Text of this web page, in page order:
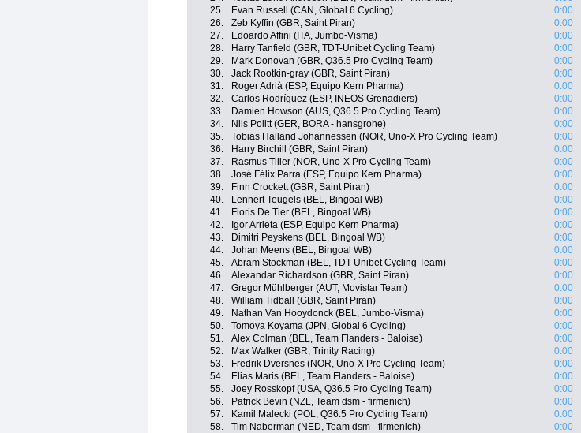
25.
Evan Russell (CAN, Global 6 Cycling)
0:00
26.
Zeb Kyffin (GBR, Saint Piran)
0:00
27.
Edoardo Affini (ITA, Jumbo-Visma)
0:00
28.
Harry Tanfield (GBR, TDT-Unibet Cycling Team)
0:00
29.
Mark Donovan (GBR, Q36.5 Pro Cycling Team)
0:00
30.
Jack Rootkin-gray (GBR, Saint Piran)
0:00
31.
Roger Adrià (ESP, Equipo Kern Pharma)
0:00
32.
Carlos Rodríguez (ESP, INEOS Grenadiers)
0:00
33.
Damien Howson (AUS, Q36.5 Pro Cycling Team)
0:00
34.
Nils Politt (GER, BORA - hansgrohe)
0:00
35.
Tobias Halland Johannessen (NOR, Uno-X Pro Cycling Team)
0:00
36.
Harry Birchill (GBR, Saint Piran)
0:00
37.
Rasmus Tiller (NOR, Uno-X Pro Cycling Team)
0:00
38.
José Félix Parra (ESP, Equipo Kern Pharma)
0:00
39.
Finn Crockett (GBR, Saint Piran)
0:00
40.
Lennert Teugels (BEL, Bingoal WB)
0:00
41.
Floris De Tier (BEL, Bingoal WB)
0:00
42.
Igor Arrieta (ESP, Equipo Kern Pharma)
0:00
43.
Dimitri Peyskens (BEL, Bingoal WB)
0:00
44.
Johan Meens (BEL, Bingoal WB)
0:00
45.
Abram Stockman (BEL, TDT-Unibet Cycling Team)
0:00
46.
Alexandar Richardson (GBR, Saint Piran)
0:00
47.
Gregor Mühlberger (AUT, Movistar Team)
0:00
48.
William Tidball (GBR, Saint Piran)
0:00
49.
Nathan Van Hooydonck (BEL, Jumbo-Visma)
0:00
50.
Tomoya Koyama (JPN, Global 6 Cycling)
0:00
51.
Alex Colman (BEL, Team Flanders - Baloise)
0:00
52.
Max Walker (GBR, Trinity Racing)
0:00
53.
Fredrik Dversnes (NOR, Uno-X Pro Cycling Team)
0:00
54.
Elias Maris (BEL, Team Flanders - Baloise)
0:00
55.
Joey Rosskopf (USA, Q36.5 Pro Cycling Team)
0:00
56.
Patrick Bevin (NZL, Team dsm - firmenich)
0:00
57.
Kamil Malecki (POL, Q36.5 Pro Cycling Team)
0:00
58.
Tim Naberman (NED, Team dsm - firmenich)
0:00